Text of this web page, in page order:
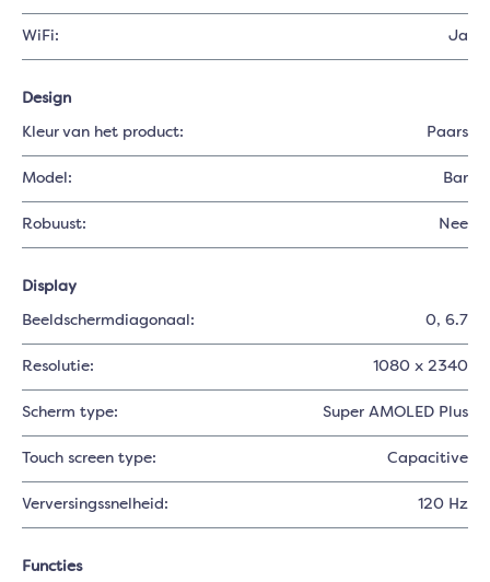
WiFi: Ja
Design
Kleur van het product: Paars
Model: Bar
Robuust: Nee
Display
Beeldschermdiagonaal: 0, 6.7
Resolutie: 1080 x 2340
Scherm type: Super AMOLED Plus
Touch screen type: Capacitive
Verversingssnelheid: 120 Hz
Functies